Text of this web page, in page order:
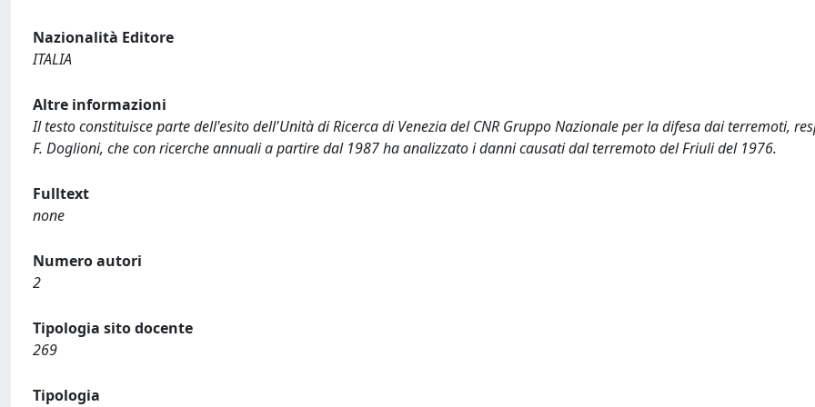
Nazionalità Editore
ITALIA
Altre informazioni
Il testo constituisce parte dell'esito dell'Unità di Ricerca di Venezia del CNR Gruppo Nazionale per la difesa dai terremoti,
F. Doglioni, che con ricerche annuali a partire dal 1987 ha analizzato i danni causati dal terremoto del Friuli del 1976.
Fulltext
none
Numero autori
2
Tipologia sito docente
269
Tipologia